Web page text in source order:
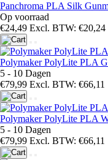
Panchroma PLA Silk
Op voorraad
€24,49 Excl. BTW: €20,24
Polymaker PolyLite PLA
5 - 10 Dagen
€79,99 Excl. BTW: €66,11
Polymaker PolyLite PLA
5 - 10 Dagen
€79,99 Excl. BTW: €66,11